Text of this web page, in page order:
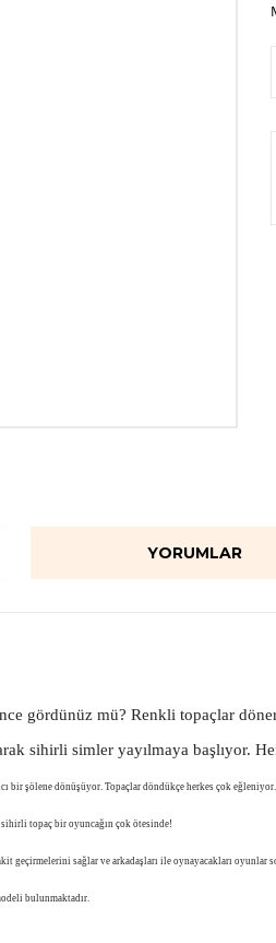
YORUMLAR
gördünüz mü? Renkli topaçlar
sihirli simler yayılmaya başlıyor.
bir şölene dönüşüyor. Topaçlar döndükçe herkes çok
topaç bir oyuncağın çok ötesinde!
geçirmelerini sağlar ve arkadaşları ile oynayacakları
bulunmaktadır.